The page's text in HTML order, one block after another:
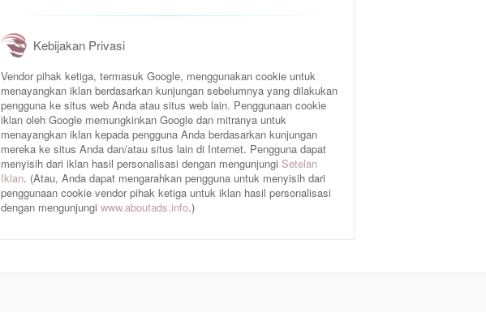
Kebijakan Privasi
Vendor pihak ketiga, termasuk Google, menggunakan cookie untuk
menayangkan iklan berdasarkan kunjungan sebelumnya yang dilakukan
pengguna ke situs web Anda atau situs web lain. Penggunaan cookie
iklan oleh Google memungkinkan Google dan mitranya untuk
menayangkan iklan kepada pengguna Anda berdasarkan kunjungan
mereka ke situs Anda dan/atau situs lain di Internet. Pengguna dapat
menyisih dari iklan hasil personalisasi dengan mengunjungi Setelan
Iklan. (Atau, Anda dapat mengarahkan pengguna untuk menyisih dari
penggunaan cookie vendor pihak ketiga untuk iklan hasil personalisasi
dengan mengunjungi www.aboutads.info.)